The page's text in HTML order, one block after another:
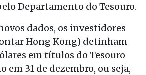
Departamento do Tesouro.
dados, os investidores
Hong Kong) detinham
em títulos do Tesouro
em 31 de dezembro, ou seja,